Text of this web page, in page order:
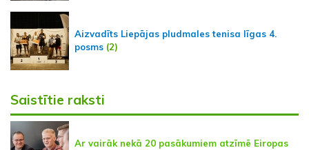
Aizvadīts Liepājas pludmales tenisa līgas 4.
posms (2)
Saistītie raksti
Ar vairāk nekā 20 pasākumiem atzīmē Eiropas